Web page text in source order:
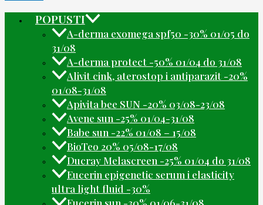
POPUSTI
A-derma exomega spf50 -30% 01/05 do
31/08
A-derma protect -50% 01/04 do 31/08
Alivit cink, aterostop i antiparazit -20%
01/08-31/08
Apivita bee SUN -20% 03/08-23/08
Avene sun -25% 01/04-31/08
Babe sun -22% 01/08 – 15/08
BioTeo 20% 05/08-17/08
Ducray Melascreen -25% 01/04 do 31/08
Eucerin epigenetic serum i elasticity
ultra light fluid -30%
Eucerin sun -30% 01/06-31/08